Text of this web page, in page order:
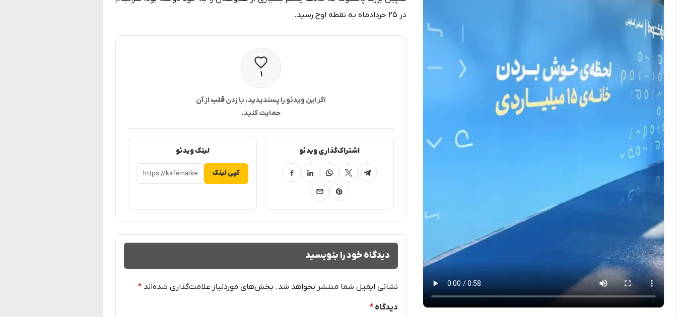
در ۲۵ خردادماه به نقطه اوج رسید.
۱پسندیدن
اگر این ویدئو را پسندیدید، با زدنقلب از آن
حمایت کنید.
اشتراک‌گذاری ویدئو
تلگرامایکسواتساپلینکدینفیسبوک
پینترستایمیل
لینک ویدئو
کپی لینک
دیدگاه خود را بنویسید
نشانی ایمیل شما منتشر نخواهد شد. بخش‌های موردنیاز علامت‌گذاری شده‌اند *
دیدگاه *